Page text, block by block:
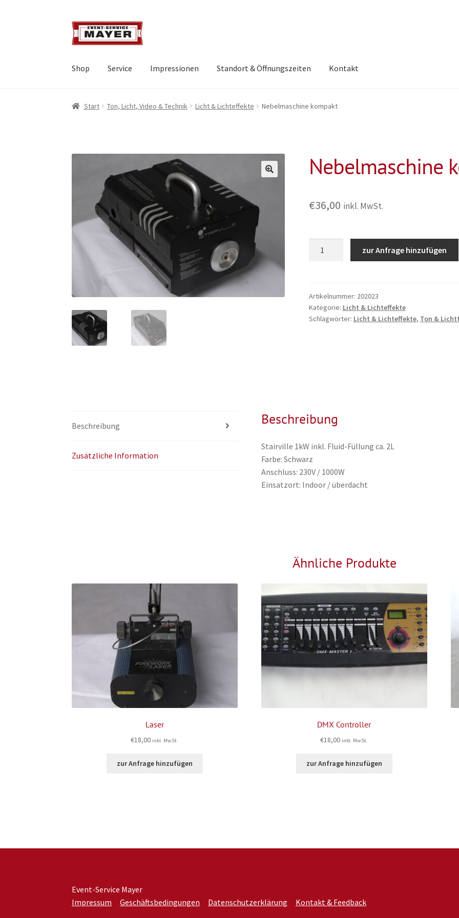
Shop Service Impressionen Standort & Öffnungszeiten Kontakt
Start Ton, Licht, Video & Technik Licht & Lichteffekte Nebelmaschine kompakt
Nebelmaschine
€36,00 inkl. MwSt.
zur Anfrage hinzufügen
Artikelnummer: 202023
Kategorie: Licht & Lichteffekte
Schlagwörter: Licht & Lichteffekte, Ton &
Beschreibung
Zusätzliche Information
Beschreibung
Stairville 1kW inkl. Fluid-Füllung ca. 2L
Farbe: Schwarz
Anschluss: 230V / 1000W
Einsatzort: Indoor / überdacht
Ähnliche Produkte
Laser
€18,00 inkl. MwSt.
zur Anfrage hinzufügen
DMX Controller
€18,00 inkl. MwSt.
zur Anfrage hinzufügen
Event-Service Mayer
Impressum
Geschäftsbedingungen Datenschutzerklärung Kontakt & Feedback